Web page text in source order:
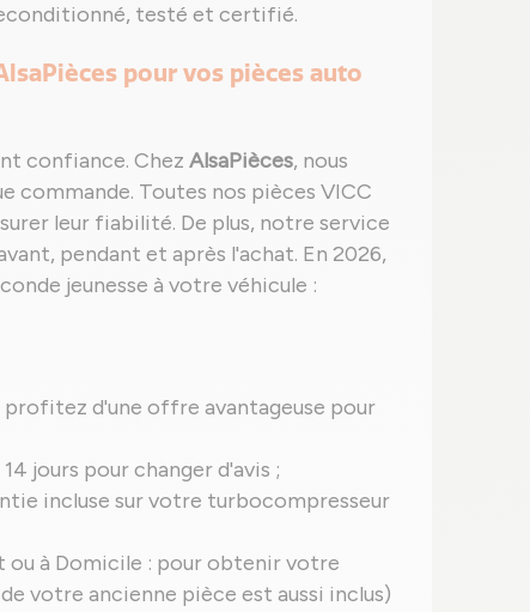
testé et certifié.
pour vos pièces auto
confiance. Chez AlsaPièces, nous
commande. Toutes nos pièces VICC
leur fiabilité. De plus, notre service
pendant et après l'achat. En 2026,
jeunesse à votre véhicule :
d'une offre avantageuse pour
jours pour changer d'avis ;
incluse sur votre turbocompresseur
ou à Domicile : pour obtenir votre
votre ancienne pièce est aussi inclus)